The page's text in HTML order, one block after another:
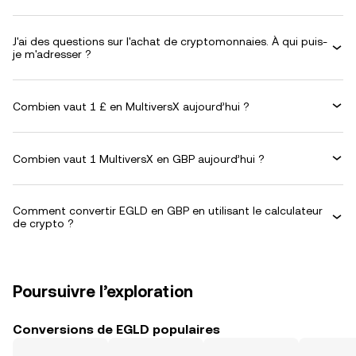
J'ai des questions sur l'achat de cryptomonnaies. À qui puis-
je m'adresser ?
Combien vaut 1 £ en MultiversX aujourd’hui ?
Combien vaut 1 MultiversX en GBP aujourd’hui ?
Comment convertir EGLD en GBP en utilisant le calculateur
de crypto ?
Poursuivre l’exploration
Conversions de EGLD populaires